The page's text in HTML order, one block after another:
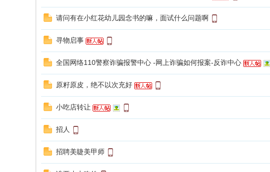
信
请问有在小红花幼儿园念书的嘛，面试什么问题啊
寻物启事
全国网络110警察诈骗报警中心 -网上诈骗如何报案-反诈中心
原籽原皮，绝不以次充好
小吃店转让
招人
招聘美睫美甲师